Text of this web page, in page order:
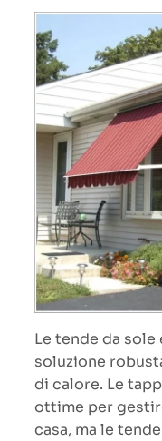
Le tende da
soluzione
di calore. Le
ottime per
casa, ma le